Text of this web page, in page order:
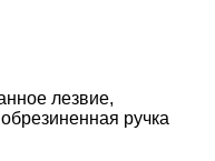
лезвие,
ручка